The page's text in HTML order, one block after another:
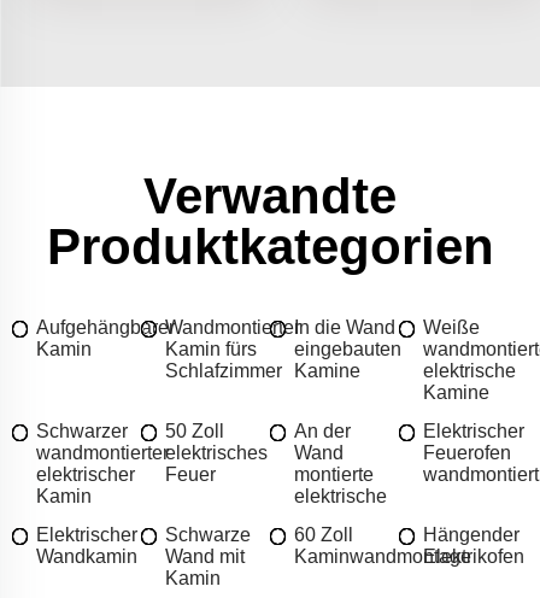
Verwandte
Produktkategorien
Aufgehängbarer
Kamin
Wandmontierter
Kamin fürs
Schlafzimmer
In die Wand
eingebauten
Kamine
Weiße
elektrische
Kamine
Schwarzer
wandmontierter
elektrischer
Kamin
50 Zoll
elektrisches
Feuer
An der
Wand
montierte
elektrische
Elektrischer
Feuerofen
wandmontiert
Elektrischer
Wandkamin
Schwarze
Wand mit
Kamin
60 Zoll
Kaminwandmontage
Hängender
Elektrikofen